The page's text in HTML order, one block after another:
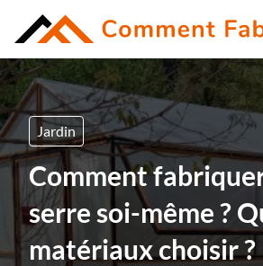
Jardin
Comment
serre soi-même ?
matériaux choisir ?